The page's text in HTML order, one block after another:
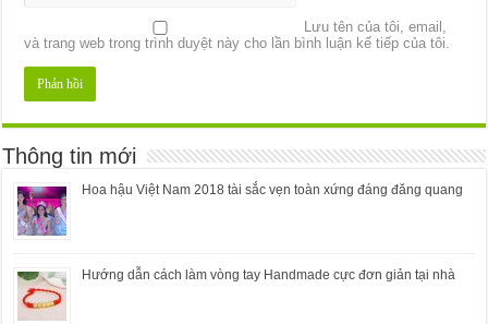
Lưu tên của tôi, email,
và trang web trong trình duyệt này cho lần bình luận kế tiếp của tôi.
Thông tin mới
Hoa hậu Việt Nam 2018 tài sắc vẹn toàn xứng đáng đăng quang
Hướng dẫn cách làm vòng tay Handmade cực đơn giản tại nhà